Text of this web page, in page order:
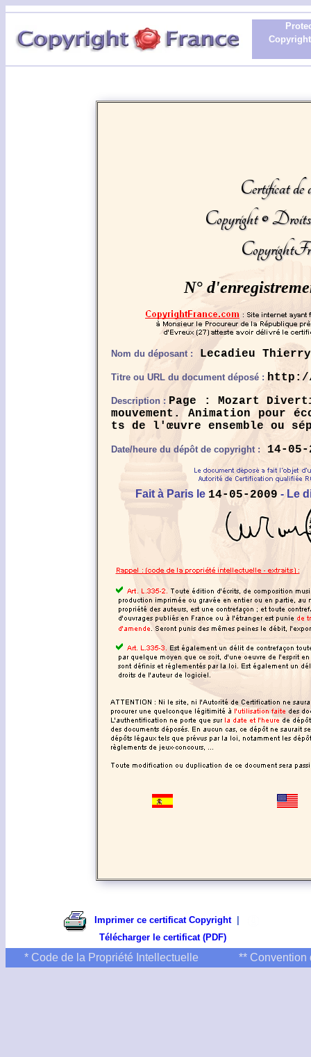
Certificat de
Copyright ©
N°
Nom du déposant : Lecadieu Thierry
Titre ou URL du document déposé :http://
Description : Page : Mozart
mouvement. Animation pour
ts de l'œuvre ensemble ou
Date/heure du dépôt de copyright : 14-05-
Fait à Paris le 14-05-2009 - Le
Imprimer ce certificat Copyright|
Télécharger le certificat (PDF)
* Code de la Propriété Intellectuelle ** Convention